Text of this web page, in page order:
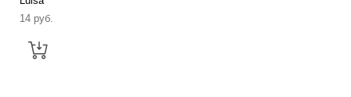
14 pуб.